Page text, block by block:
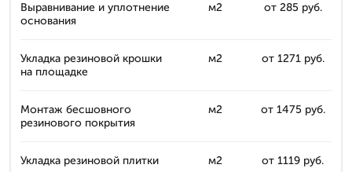
Выравнивание и уплотнение
основания
м2 от 285 руб.
Укладка резиновой крошки
на площадке
м2 от 1271 руб.
Монтаж бесшовного
резинового покрытия
м2 от 1475 руб.
Укладка резиновой плитки м2 от 1119 руб.